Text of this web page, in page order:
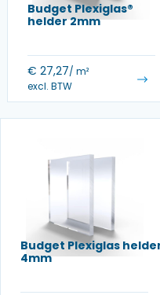
Budget Plexiglas®
helder 2mm
€ 27,27/ m²
excl. BTW
Budget Plexiglas
4mm